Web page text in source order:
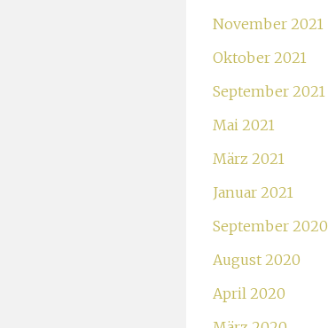
November 2021
Oktober 2021
September 2021
Mai 2021
März 2021
Januar 2021
September 2020
August 2020
April 2020